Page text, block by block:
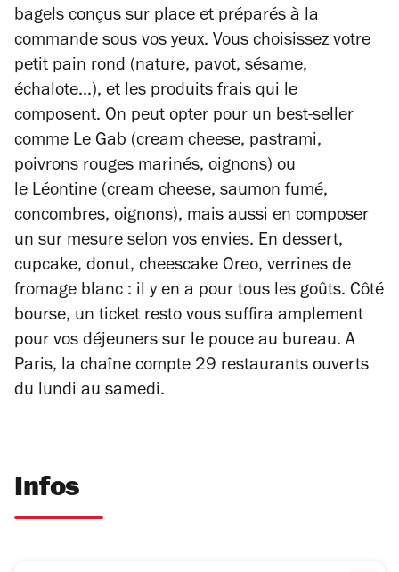
bagels conçus sur place et préparés à la
commande sous vos yeux. Vous choisissez votre
petit pain rond (nature, pavot, sésame,
échalote...), et les produits frais qui le
composent. On peut opter pour un best-seller
comme Le Gab (cream cheese, pastrami,
poivrons rouges marinés, oignons) ou
le Léontine (cream cheese, saumon fumé,
concombres, oignons), mais aussi en composer
un sur mesure selon vos envies. En dessert,
cupcake, donut, cheescake Oreo, verrines de
fromage blanc : il y en a pour tous les goûts. Côté
bourse, un ticket resto vous suffira amplement
pour vos déjeuners sur le pouce au bureau. A
Paris, la chaîne compte 29 restaurants ouverts
du lundi au samedi.
Infos